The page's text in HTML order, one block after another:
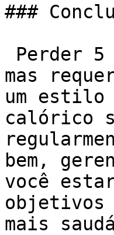
###
mas
um
calórico
bem,
você
objetivos
mais